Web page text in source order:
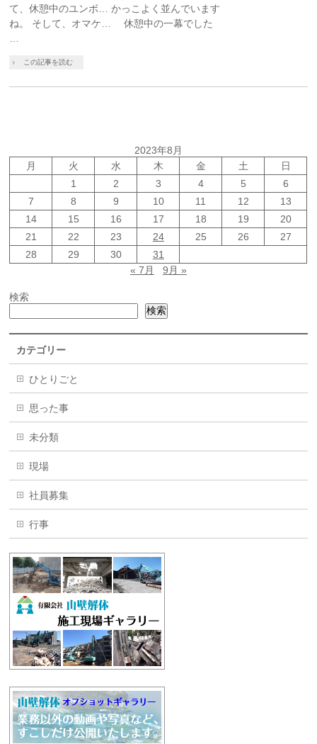
て、休憩中のユンボ… かっこよく並んでいます
ね。 そして、オマケ… 休憩中の一幕でした
この記事を読む
2023年8月
月
火 水 木 金 土
日
1
2 3 4 5
6
7
8 9 10 11 12
13
14
15 16 17 18 19
20
21
22 23 24 25 26
27
28
29 30
31
« 7月
9月 »
検索
検索
カテゴリー
ひとりごと
思った事
未分類
現場
社員募集
行事